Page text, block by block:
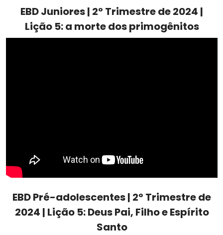
EBD Juniores | 2º Trimestre de 2024 |
Lição 5: a morte dos primogênitos
EBD Pré-adolescentes | 2º Trimestre de
2024 | Lição 5: Deus Pai, Filho e Espírito
Santo